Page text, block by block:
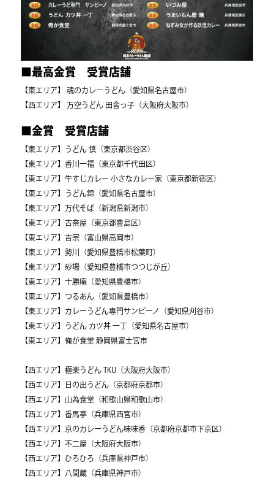
■最高金賞 受賞店舗
【東エリア】 魂のカレーうどん（愛知県名古屋市）
【西エリア】 万空うどん 田舎っ子（大阪府大阪市）
■金賞 受賞店舗
【東エリア】うどん 慎（東京都渋谷区）
【東エリア】香川一福（東京都千代田区）
【東エリア】牛すじカレー 小さなカレー家（東京都新宿区）
【東エリア】うどん錦（愛知県名古屋市）
【東エリア】万代そば（新潟県新潟市）
【東エリア】古奈屋（東京都豊島区）
【東エリア】吉宗（富山県高岡市）
【東エリア】勢川（愛知県豊橋市松葉町）
【東エリア】砂場（愛知県豊橋市つつじが丘）
【東エリア】十勝庵（愛知県豊橋市）
【東エリア】つるあん（愛知県豊橋市）
【東エリア】カレーうどん専門サンビーノ（愛知県刈谷市）
【東エリア】うどん カツ丼 一丁（愛知県名古屋市）
【東エリア】俺が食堂 静岡県富士宮市
【西エリア】極楽うどん TKU（大阪府大阪市）
【西エリア】日の出うどん（京都府京都市）
【西エリア】山為食堂（和歌山県和歌山市）
【西エリア】番馬亭（兵庫県西宮市）
【西エリア】京のカレーうどん味味香（京都府京都市下京区）
【西エリア】不二屋（大阪府大阪市）
【西エリア】ひろひろ（兵庫県神戸市）
【西エリア】八間蔵（兵庫県神戸市）